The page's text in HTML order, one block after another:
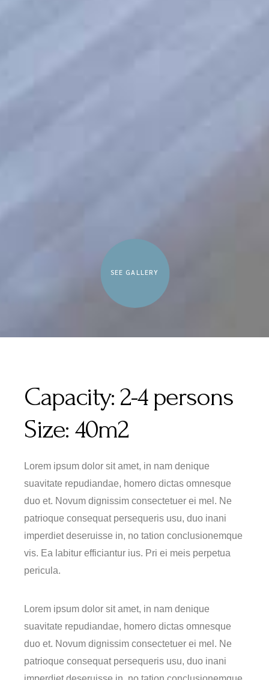
SEE GALLERY
Capacity: 2-4 persons
Size: 40m2
Lorem ipsum dolor sit amet, in nam denique
suavitate repudiandae, homero dictas omnesque
duo et. Novum dignissim consectetuer ei mel. Ne
patrioque consequat persequeris usu, duo inani
imperdiet deseruisse in, no tation conclusionemque
vis. Ea labitur efficiantur ius. Pri ei meis perpetua
pericula.
Lorem ipsum dolor sit amet, in nam denique
suavitate repudiandae, homero dictas omnesque
duo et. Novum dignissim consectetuer ei mel. Ne
patrioque consequat persequeris usu, duo inani